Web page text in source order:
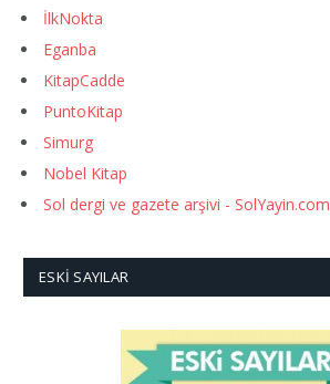
İlkNokta
Eganba
KitapCadde
PuntoKitap
Simurg
Nobel Kitap
Sol dergi ve gazete arşivi - SolYayin.com
ESKI SAYILAR